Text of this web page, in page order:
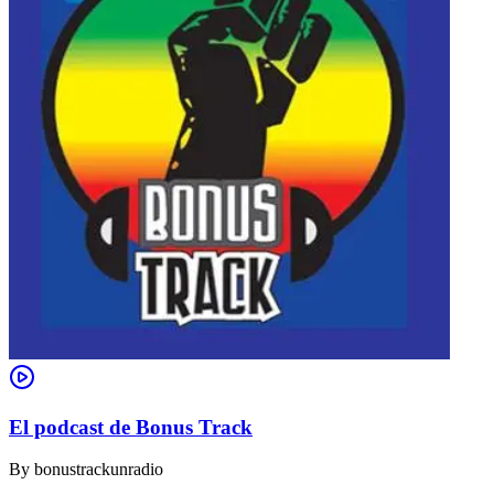
El podcast de Bonus Track
By bonustrackunradio